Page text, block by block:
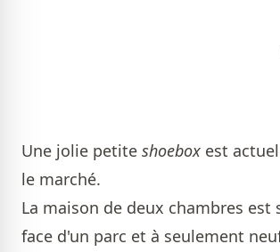
Une jolie petite shoebox est
le marché.
La maison de deux chambres est
face d'un parc et à seulement